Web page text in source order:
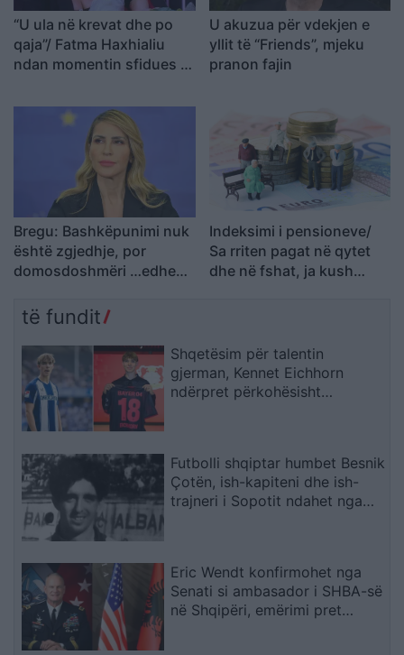
“U ula në krevat dhe po
qaja”/ Fatma Haxhialiu
ndan momentin sfidues të
U akuzua për vdekjen e
yllit të “Friends”, mjeku
pranon fajin
Bregu: Bashkëpunimi nuk
është zgjedhje, por
domosdoshmëri …edhe
Indeksimi i pensioneve/
Sa rriten pagat në qytet
dhe në fshat, ja kush
të fundit
Shqetësim për talentin
gjerman, Kennet Eichhorn
ndërpret përkohësisht
Futbolli shqiptar humbet Besnik
Çotën, ish-kapiteni dhe ish-
trajneri i Sopotit ndahet nga
Eric Wendt konfirmohet nga
Senati si ambasador i SHBA-së
në Shqipëri, emërimi pret